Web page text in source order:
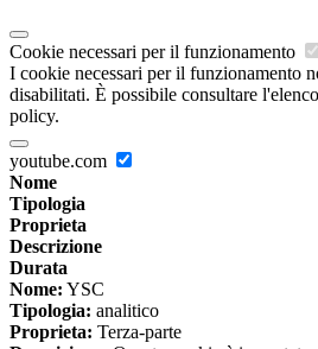
Cookie necessari per il funzionamento
I cookie necessari per il funzionamento
disabilitati. È possibile consultare
policy.
youtube.com
Nome
Tipologia
Proprieta
Descrizione
Durata
Nome: YSC
Tipologia: analitico
Proprieta: Terza-parte